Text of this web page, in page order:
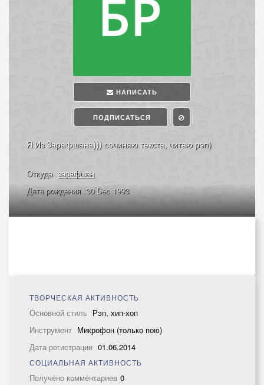
НАПИСАТЬ
ПОДПИСАТЬСЯ
Я Из Зарафшана))) сочиняю текста, читаю рэп)
Откуда зарафшан
Дата рождения 30 Dec 1993
ТВОРЧЕСКАЯ АКТИВНОСТЬ
Основной стиль Рэп, хип-хоп
Инструмент Микрофон (только пою)
Дата регистрации 01.06.2014
СОЦИАЛЬНАЯ АКТИВНОСТЬ
Получено комментариев 0